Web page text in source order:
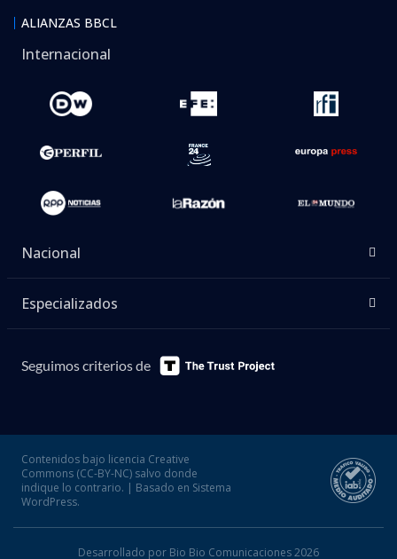
ALIANZAS BBCL
Internacional
Nacional
Especializados
Seguimos criterios de
Contenidos bajo licencia Creative
Commons (CC-BY-NC) salvo donde
indique lo contrario. | Basado en Sistema
WordPress.
Desarrollado por Bio Bio Comunicaciones 2026